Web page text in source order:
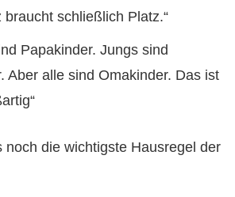
schließlich Platz.“
Papakinder. Jungs sind
Aber alle sind Omakinder. Das ist
noch die wichtigste Hausregel der